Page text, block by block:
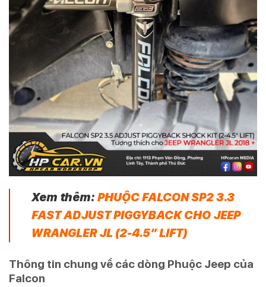
Xem thêm: PHUỘC FALCON SP2 3.3
FAST ADJUST PIGGYBACK CHO JEEP
WRANGLER JL (2-4.5” LIFT)
Thông tin chung về các dòng Phuộc Jeep của
Falcon